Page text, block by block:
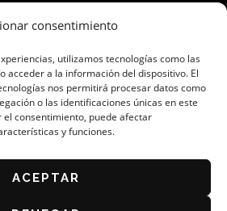
consentimiento
utilizamos tecnologías como las
acceder a la información del dispositivo. El
nos permitirá procesar datos como
o las identificaciones únicas en este
consentimiento, puede afectar
y funciones.
ACEPTAR
DE CAFÉS Y BARES DE
2026
(UE)